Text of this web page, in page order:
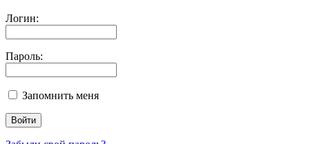
Логин:
Пароль:
Запомнить меня